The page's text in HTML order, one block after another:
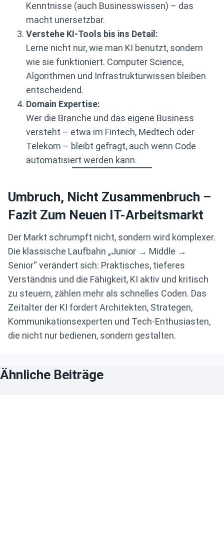
Kenntnisse (auch Businesswissen) – das
macht unersetzbar.
Verstehe KI-Tools bis ins Detail:
Lerne nicht nur, wie man KI benutzt, sondern
wie sie funktioniert. Computer Science,
Algorithmen und Infrastrukturwissen bleiben
entscheidend.
Domain Expertise:
Wer die Branche und das eigene Business
versteht – etwa im Fintech, Medtech oder
Telekom – bleibt gefragt, auch wenn Code
automatisiert werden kann.
Umbruch, Nicht Zusammenbruch –
Fazit Zum Neuen IT-Arbeitsmarkt
Der Markt schrumpft nicht, sondern wird komplexer.
Die klassische Laufbahn „Junior → Middle →
Senior“ verändert sich: Praktisches, tieferes
Verständnis und die Fähigkeit, KI aktiv und kritisch
zu steuern, zählen mehr als schnelles Coden. Das
Zeitalter der KI fordert Architekten, Strategen,
Kommunikationsexperten und Tech-Enthusiasten,
die nicht nur bedienen, sondern gestalten.
Ähnliche Beiträge